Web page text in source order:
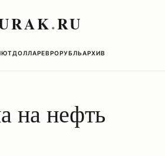
.RU
ДОЛЛАРЕВРОРУБЛЬАРХИВ
на нефть